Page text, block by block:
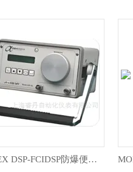
DSP-EX DSP-FCIDSP防爆便携式露点仪